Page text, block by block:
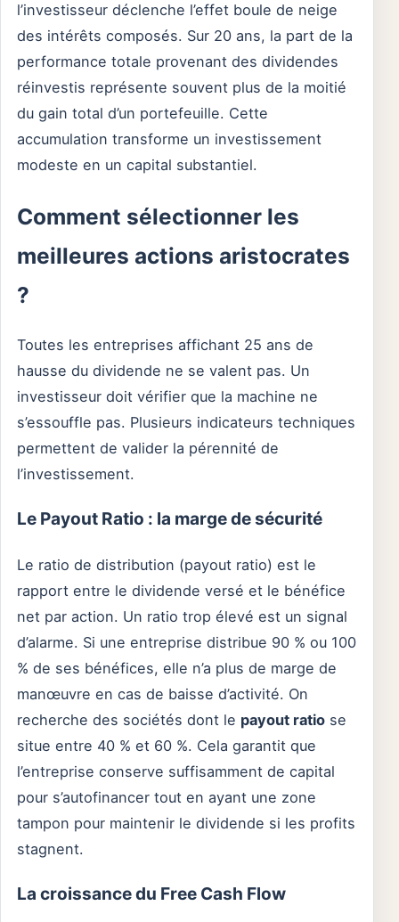
l’investisseur déclenche l’effet boule de neige
des intérêts composés. Sur 20 ans, la part de la
performance totale provenant des dividendes
réinvestis représente souvent plus de la moitié
du gain total d’un portefeuille. Cette
accumulation transforme un investissement
modeste en un capital substantiel.
Comment sélectionner les
meilleures actions aristocrates
?
Toutes les entreprises affichant 25 ans de
hausse du dividende ne se valent pas. Un
investisseur doit vérifier que la machine ne
s’essouffle pas. Plusieurs indicateurs techniques
permettent de valider la pérennité de
l’investissement.
Le Payout Ratio : la marge de sécurité
Le ratio de distribution (payout ratio) est le
rapport entre le dividende versé et le bénéfice
net par action. Un ratio trop élevé est un signal
d’alarme. Si une entreprise distribue 90 % ou 100
% de ses bénéfices, elle n’a plus de marge de
manœuvre en cas de baisse d’activité. On
recherche des sociétés dont le payout ratio se
situe entre 40 % et 60 %. Cela garantit que
l’entreprise conserve suffisamment de capital
pour s’autofinancer tout en ayant une zone
tampon pour maintenir le dividende si les profits
stagnent.
La croissance du Free Cash Flow